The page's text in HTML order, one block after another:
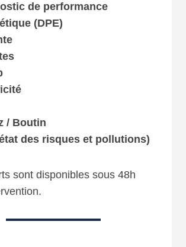
de performance
(DPE)
/ Boutin
des risques et pollutions)
sont disponibles sous 48h